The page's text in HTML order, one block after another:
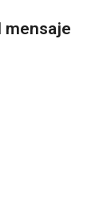
mensaje